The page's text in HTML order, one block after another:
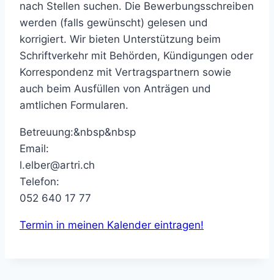
nach Stellen suchen. Die Bewerbungsschreiben
werden (falls gewünscht) gelesen und
korrigiert. Wir bieten Unterstützung beim
Schriftverkehr mit Behörden, Kündigungen oder
Korrespondenz mit Vertragspartnern sowie
auch beim Ausfüllen von Anträgen und
amtlichen Formularen.
Betreuung:&nbsp&nbsp
Email:
l.elber@artri.ch
Telefon:
052 640 17 77
Termin in meinen Kalender eintragen!